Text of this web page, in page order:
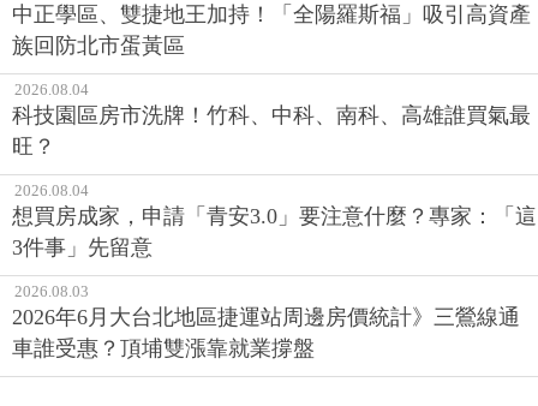
中正學區、雙捷地王加持！「全陽羅斯福」吸引高資產
族回防北市蛋黃區
2026.08.04
科技園區房市洗牌！竹科、中科、南科、高雄誰買氣最
旺？
2026.08.04
想買房成家，申請「青安3.0」要注意什麼？專家：「這
3件事」先留意
2026.08.03
2026年6月大台北地區捷運站周邊房價統計》三鶯線通
車誰受惠？頂埔雙漲靠就業撐盤